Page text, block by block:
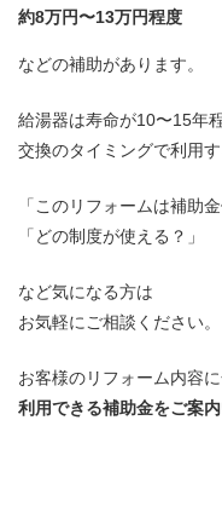
約8万円〜13万円程度
などの補助があります。
給湯器は寿命が10〜15年
交換のタイミングで利用
「このリフォームは補助金
「どの制度が使える？」
など気になる方は
お気軽にご相談ください。
お客様のリフォーム内容
利用できる補助金をご案内